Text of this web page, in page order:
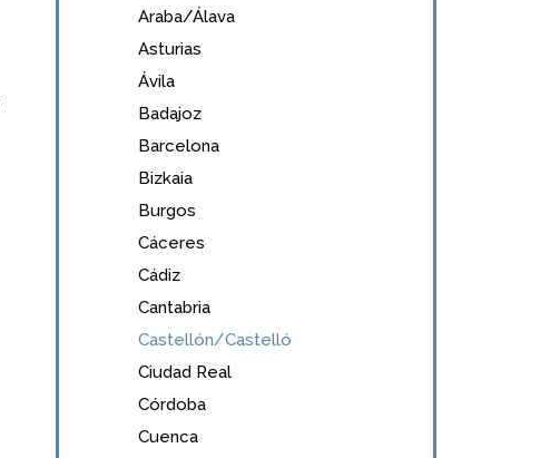
Araba/Álava
Asturias
Ávila
Badajoz
Barcelona
Bizkaia
Burgos
Cáceres
Cádiz
Cantabria
Castellón/Castelló
Ciudad Real
Córdoba
Cuenca